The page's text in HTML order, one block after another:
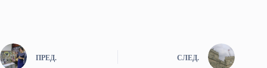
ПРЕД. СЛЕД.